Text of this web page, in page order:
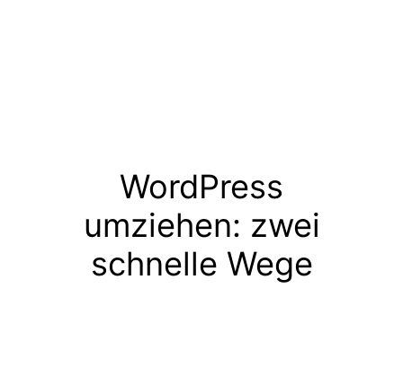
WordPress
umziehen: zwei
schnelle Wege